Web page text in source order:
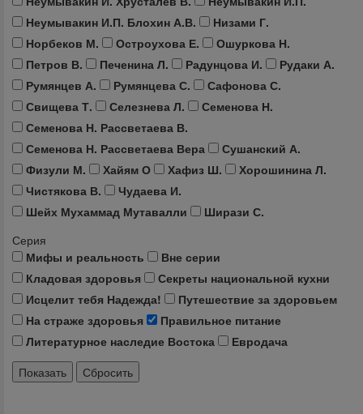
Неумывакин И.П. Блохин А.В.
Низами Г.
Норбеков М.
Остроухова Е.
Ошуркова Н.
Петров В.
Печенина Л. Радунцова И.
Рудаки А.
Румянцев А.
Румянцева С.
Сафонова С.
Свищева Т.
Селезнева Л.
Семенова Н.
Семенова Н. Рассветаева В.
Семенова Н. Рассветаева Вера
Сушанский А.
Физули М.
Хайям О Хафиз Ш.
Хорошинина Л.
Чистякова В.
Чудаева И.
Шейх Мухаммад Мутавалли
Ширази С.
Серия
Мифы и реальность
Вне серии
Кладовая здоровья
Секреты национальной кухни
Исцелит тебя Надежда!
Путешествие за здоровьем
На страже здоровья
Правильное питание
Литературное наследие Востока
Евродача